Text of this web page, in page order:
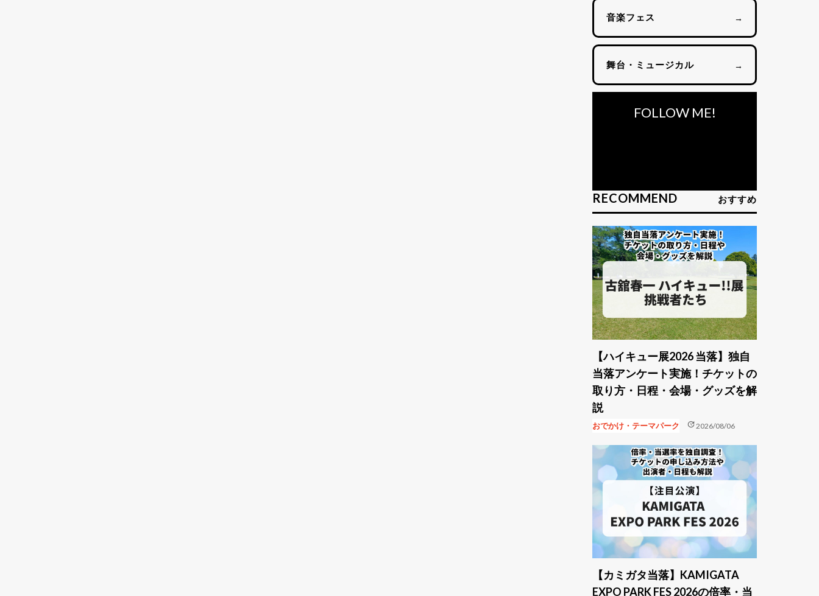
音楽フェス →
舞台・ミュージカル →
FOLLOW ME!
RECOMMEND おすすめ
【ハイキュー展2026 当落】独自
当落アンケート実施！チケットの
取り方・日程・会場・グッズを解
説
おでかけ・テーマパーク update2026/08/06
【カミガタ当落】KAMIGATA
EXPO PARK FES 2026の倍率・当